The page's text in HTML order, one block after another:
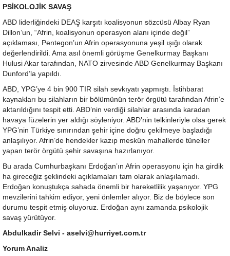
PSİKOLOJİK SAVAŞ
ABD liderliğindeki DEAŞ karşıtı koalisyonun sözcüsü Albay Ryan
Dillon’un, “Afrin, koalisyonun operasyon alanı içinde değil”
açıklaması, Pentegon’un Afrin operasyonuna yeşil ışığı olarak
değerlendirildi. Ama asıl önemli görüşme Genelkurmay Başkanı
Hulusi Akar tarafından, NATO zirvesinde ABD Genelkurmay Başkanı
Dunford’la yapıldı.
ABD, YPG’ye 4 bin 900 TIR silah sevkıyatı yapmıştı. İstihbarat
kaynakları bu silahların bir bölümünün terör örgütü tarafından Afrin’e
aktarıldığını tespit etti. ABD’nin verdiği silahlar arasında karadan
havaya füzelerin yer aldığı söyleniyor. ABD’nin telkinleriyle olsa gerek
YPG’nin Türkiye sınırından şehir içine doğru çekilmeye başladığı
anlaşılıyor. Afrin’de hendekler kazıp meskûn mahallerde tüneller
yapan terör örgütü şehir savaşına hazırlanıyor.
Bu arada Cumhurbaşkanı Erdoğan’ın Afrin operasyonu için ha girdik
ha gireceğiz şeklindeki açıklamaları tam olarak anlaşılamadı.
Erdoğan konuştukça sahada önemli bir hareketlilik yaşanıyor. YPG
mevzilerini tahkim ediyor, yeni önlemler alıyor. Biz de böylece son
durumu tespit etmiş oluyoruz. Erdoğan aynı zamanda psikolojik
savaş yürütüyor.
Abdulkadir Selvi - aselvi@hurriyet.com.tr
Yorum Analiz